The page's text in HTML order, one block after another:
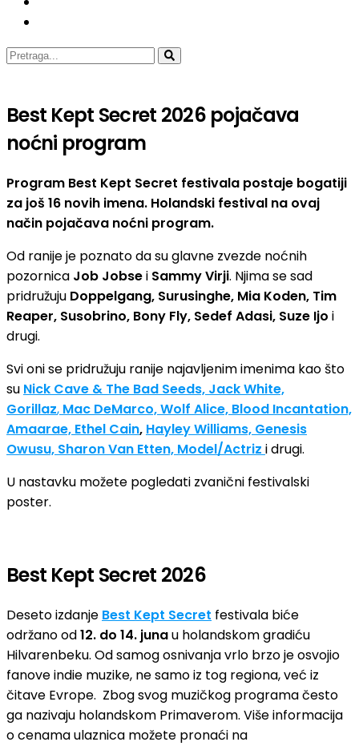
Best Kept Secret 2026 pojačava
noćni program
Program Best Kept Secret festivala postaje bogatiji
za još 16 novih imena. Holandski festival na ovaj
način pojačava noćni program.
Od ranije je poznato da su glavne zvezde noćnih
pozornica Job Jobsei Sammy Virji. Njima se sad
pridružuju Doppelgang, Surusinghe, Mia Koden, Tim
Reaper, Susobrino, Bony Fly, Sedef Adasi, Suze Ijo i
drugi.
Svi oni se pridružuju ranije najavljenim imenima kao što
su Nick Cave & The Bad Seeds, Jack White,
Gorillaz, Mac DeMarco, Wolf Alice, Blood Incantation,
Amaarae, Ethel Cain, Hayley Williams, Genesis
Owusu, Sharon Van Etten, Model/Actriz i drugi.
U nastavku možete pogledati zvanični festivalski
poster.
Best Kept Secret 2026
Deseto izdanje Best Kept Secret festivala biće
održano od12. do 14. junau holandskom gradiću
Hilvarenbeku. Od samog osnivanja vrlo brzo je osvojio
fanove indie muzike, ne samo iz tog regiona, već iz
čitave Evrope. Zbog svog muzičkog programa često
ga nazivaju holandskom Primaverom. Više informacija
o cenama ulaznica možete pronaći na